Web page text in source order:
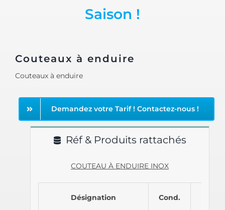
Saison !
Couteaux à enduire
Couteaux à enduire
Demandez votre Tarif ! Contactez-nous !
Réf & Produits rattachés
COUTEAU À ENDUIRE INOX
Désignation Cond.